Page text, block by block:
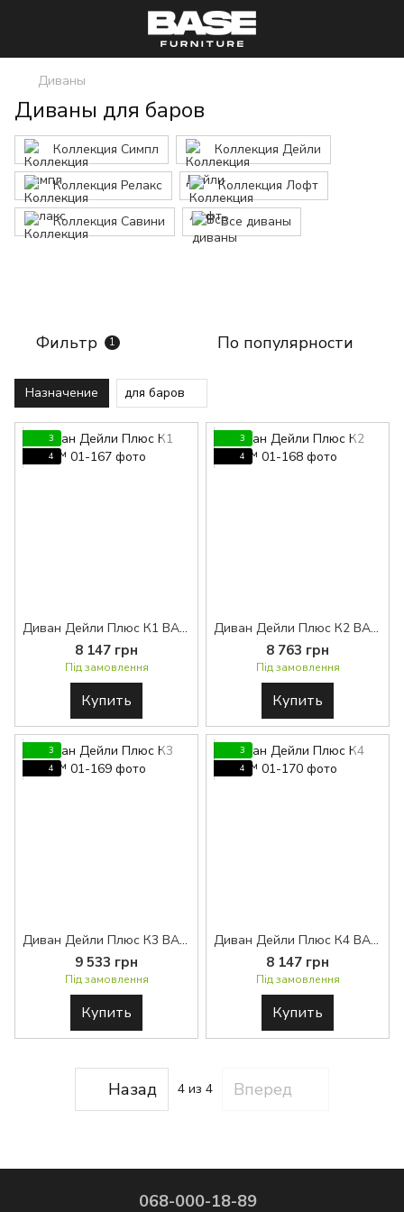
Диваны
Диваны для баров
Коллекция Симпл Коллекция Дейли
Коллекция Релакс Коллекция Лофт
Коллекция Савини Все диваны
Фильтр 1 По популярности
Назначение для баров
3
4
Диван Дейли Плюс К1 BASE™
8 147 грн
Під замовлення
Купить
3
4
Диван Дейли Плюс К2 BASE™
8 763 грн
Під замовлення
Купить
3
4
Диван Дейли Плюс К3 BASE™
9 533 грн
Під замовлення
Купить
3
4
Диван Дейли Плюс К4 BASE™
8 147 грн
Під замовлення
Купить
Назад 4 из 4 Вперед
068-000-18-89